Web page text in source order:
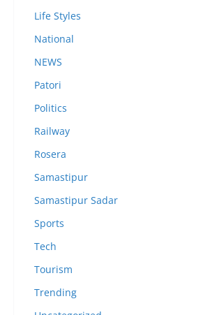
Life Styles
National
NEWS
Patori
Politics
Railway
Rosera
Samastipur
Samastipur Sadar
Sports
Tech
Tourism
Trending